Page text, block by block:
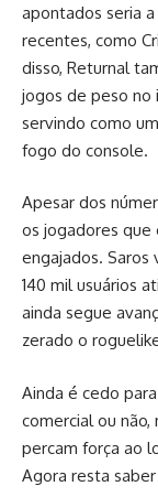
apontados seria
recentes, como
disso, Returnal
jogos de peso no
servindo como
fogo do console.
Apesar dos
os jogadores
engajados. Saros
140 mil usuários
ainda segue
zerado o
Ainda é cedo
comercial ou
percam força ao
Agora resta